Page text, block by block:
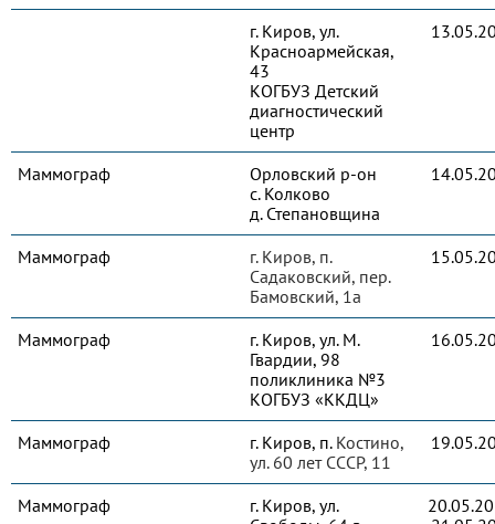
г. Киров, ул.
Красноармейская,
43
КОГБУЗ Детский
диагностический
центр
Маммограф
Орловский р-он
с. Колково
д. Степановщина
Маммограф
г. Киров, п.
Садаковский, пер.
Бамовский, 1а
Маммограф
г. Киров, ул. М.
Гвардии, 98
поликлиника №3
КОГБУЗ «ККДЦ»
Маммограф г. Киров, п. Костино,
ул. 60 лет СССР, 11
Маммограф
г. Киров, ул.